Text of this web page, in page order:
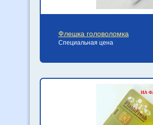
Флешка головоломка
Специальная цена